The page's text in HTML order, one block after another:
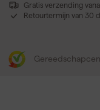
Gratis verzending
Retourtermijn van 30